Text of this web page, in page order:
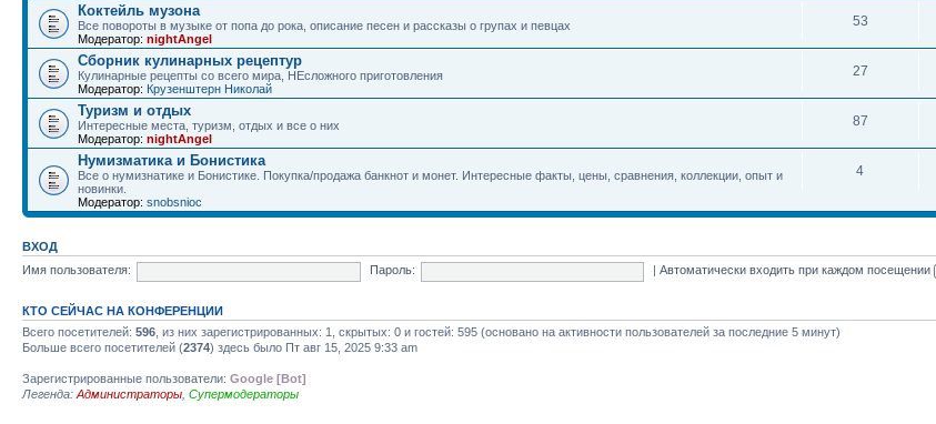
Коктейль музона
Все повороты в музыке от попа до рока, описание песен и рассказы о групах и певцах
Модератор: nightAngel
53
Сборник кулинарных рецептур
Кулинарные рецепты со всего мира, НЕсложного приготовления
Модератор: Крузенштерн Николай
27
Туризм и отдых
Интересные места, туризм, отдых и все о них
Модератор: nightAngel
87
Нумизматика и Бонистика
Все о нумизнатике и Бонистике. Покупка/продажа банкнот и монет. Интересные факты, цены, сравнения, коллекции, опыт и
новинки.
Модератор: snobsnioc
4
ВХОД
Имя пользователя:
Пароль: |Автоматически входить при каждом посещении
КТО СЕЙЧАС НА КОНФЕРЕНЦИИ
Всего посетителей: 596 , из них зарегистрированных: 1, скрытых: 0 и гостей: 595 (основано на активности пользователей за последние 5 минут)
Больше всего посетителей (2374) здесь было Пт авг 15, 2025 9:33 am
Зарегистрированные пользователи: Google [Bot]
Легенда: Администраторы Супермодераторы